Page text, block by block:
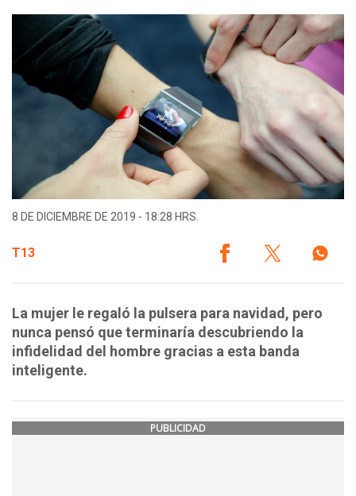
8 DE DICIEMBRE DE 2019 - 18:28 HRS.
T13
La mujer le regaló la pulsera para navidad, pero
nunca pensó que terminaría descubriendo la
infidelidad del hombre gracias a esta banda
inteligente.
PUBLICIDAD